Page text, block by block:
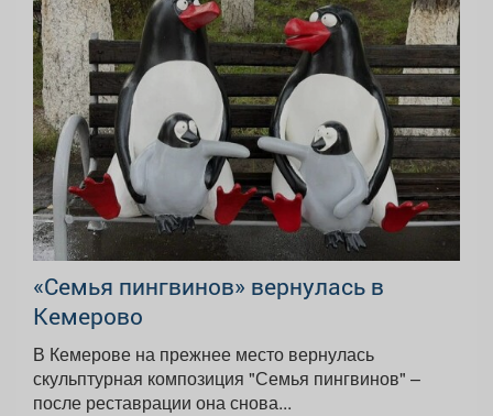
«Семья пингвинов» вернулась в
Кемерово
В Кемерове на прежнее место вернулась
скульптурная композиция "Семья пингвинов" –
после реставрации она снова...